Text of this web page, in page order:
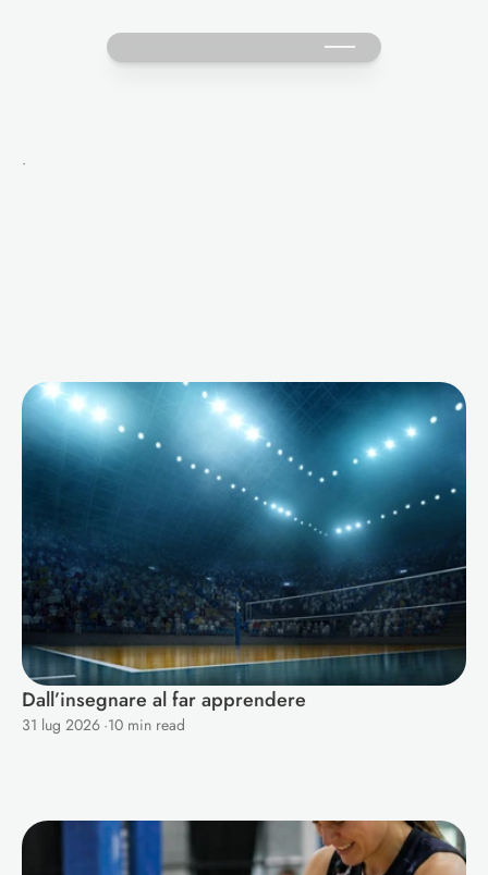
·
MoreBlogsforYou
Dall’insegnare al far apprendere
31 lug 2026 ·10 min read